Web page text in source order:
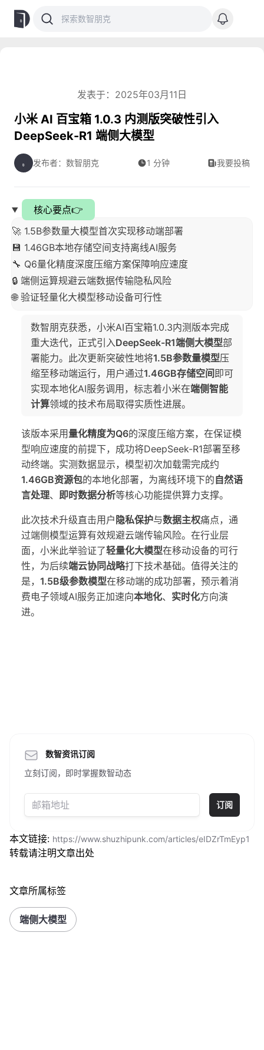
发表于：2025年03月11日
小米 AI 百宝箱 1.0.3 内测版突破性引入
DeepSeek-R1 端侧大模型
发布者：数智朋克 1 分钟 我要投稿
核心要点👉
🚀 1.5B参数量大模型首次实现移动端部署
💾 1.46GB本地存储空间支持离线AI服务
🔧 Q6量化精度深度压缩方案保障响应速度
🔒 端侧运算规避云端数据传输隐私风险
🌐 验证轻量化大模型移动设备可行性
数智朋克获悉，小米AI百宝箱1.0.3内测版本完成
重大迭代，正式引入DeepSeek-R1端侧大模型部
署能力。此次更新突破性地将1.5B参数量模型压
缩至移动端运行，用户通过1.46GB存储空间即可
实现本地化AI服务调用，标志着小米在端侧智能
计算领域的技术布局取得实质性进展。
该版本采用量化精度为Q6的深度压缩方案，在保证模
型响应速度的前提下，成功将DeepSeek-R1部署至移
动终端。实测数据显示，模型初次加载需完成约
1.46GB资源包的本地化部署，为离线环境下的自然语
言处理、 即时数据分析等核心功能提供算力支撑。
此次技术升级直击用户 隐私保护与数据主权痛点，通
过端侧模型运算有效规避云端传输风险。在行业层
面，小米此举验证了轻量化大模型在移动设备的可行
性，为后续端云协同战略打下技术基础。值得关注的
是， 1.5B级参数模型在移动端的成功部署，预示着消
费电子领域AI服务正加速向本地化、 实时化方向演
进。
数智资讯订阅
立刻订阅，即时掌握数智动态
订阅
本文链接: https://www.shuzhipunk.com/articles/eIDZrTmEyp1
转载请注明文章出处
文章所属标签
端侧大模型